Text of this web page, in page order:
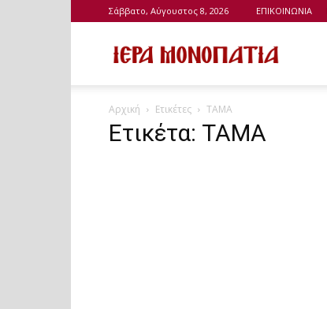
Σάββατο, Αύγουστος 8, 2026 ΕΠΙΚΟΙΝΩΝΙΑ
Αρχική Ετικέτες ΤΑΜΑ
Ετικέτα: ΤΑΜΑ